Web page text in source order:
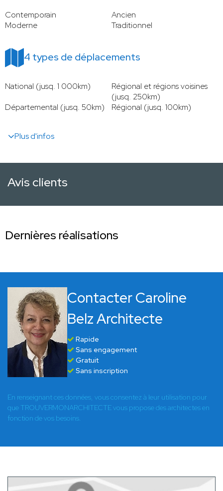
Contemporain
Ancien
Moderne
Traditionnel
4 types de déplacements
National (jusq. 1 000km)
Régional et régions voisines
(jusq. 250km)
Départemental (jusq. 50km)
Régional (jusq. 100km)
Plus d'infos
Avis clients
Dernières réalisations
Contacter Caroline
Belz Architecte
Rapide
Sans engagement
Gratuit
Sans inscription
En renseignant ces données, vous consentez à leur utilisation pour
que TROUVERMONARCHITECTE vous propose des architectes en
fonction de vos besoins.